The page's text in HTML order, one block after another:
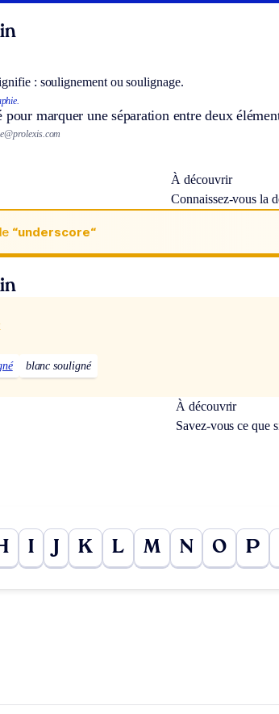
: soulignement ou soulignage.
marquer une séparation entre deux
À découvrir
Connaissez-vous la
“underscore“
blanc souligné
À découvrir
Savez-vous ce que
I J K L M N O P